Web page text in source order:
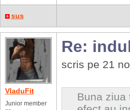
sus
VladuFit
Junior member
Re:
scris pe 21
Buna